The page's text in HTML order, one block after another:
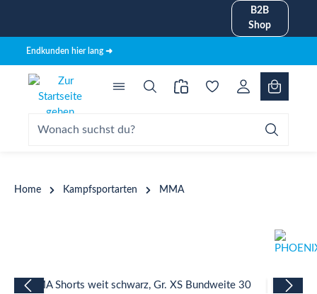
B2B
Shop
Endkunden hier lang ➜
Home Kampfsportarten MMA
Bildergalerie überspringen